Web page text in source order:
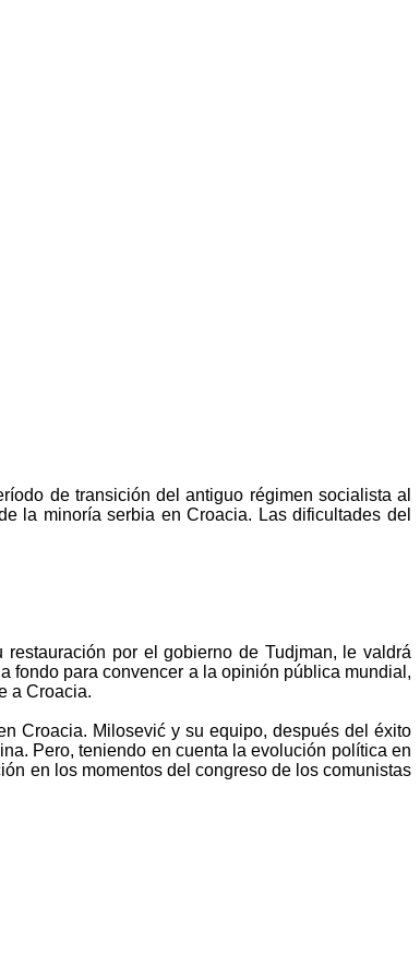
de transición del antiguo régimen socialista al
la minoría serbia en Croacia. Las dificultades del
por el gobierno de Tudjman, le valdrá
fondo para convencer a la opinión pública mundial,
a Croacia.
Croacia. Milosević y su equipo, después del éxito
Pero, teniendo en cuenta la evolución política en
en los momentos del congreso de los comunistas